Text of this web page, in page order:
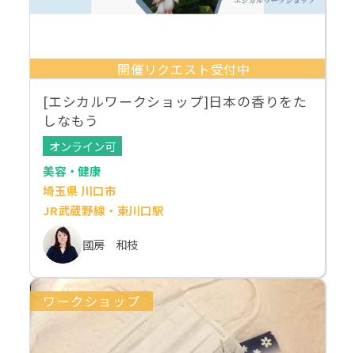
開催リクエスト受付中
[エシカルワークショップ]日本の香りをた
しなもう
オンライン可
美容・健康
埼玉県 川口市
JR武蔵野線・東川口駅
國房 和枝
ワークショップ